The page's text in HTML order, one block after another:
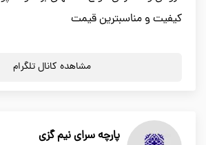
کیفیت و مناسبترین قیمت
مشاهده کانال تلگرام
پارچه سرای نیم گزی